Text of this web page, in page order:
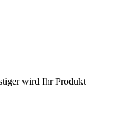
wird Ihr Produkt